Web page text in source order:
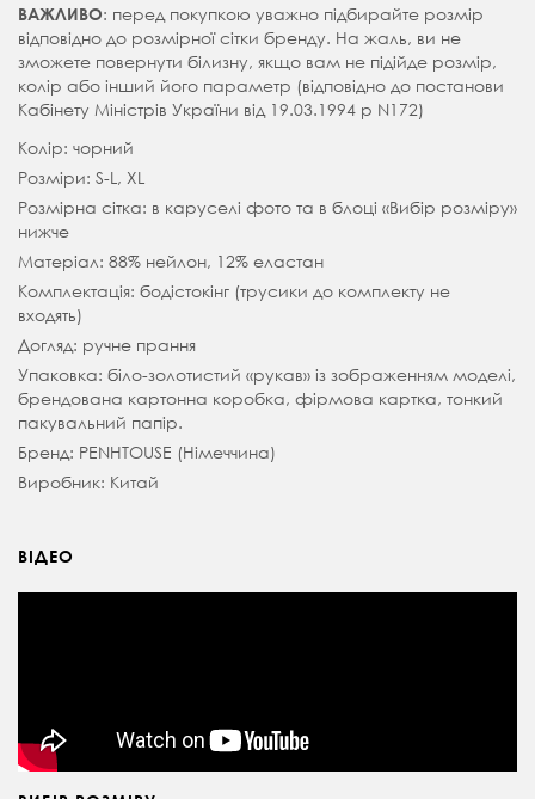
ВАЖЛИВО: перед покупкою уважно підбирайте розмір
відповідно до розмірної сітки бренду. На жаль, ви не
зможете повернути білизну, якщо вам не підійде розмір,
колір або інший його параметр (відповідно до постанови
Кабінету Міністрів України від 19.03.1994 р N172)
Колір: чорний
Розміри: S-L, XL
Розмірна сітка: в каруселі фото та в блоці «Вибір розміру»
нижче
Матеріал: 88% нейлон, 12% еластан
Комплектація: бодістокінг (трусики до комплекту не
входять)
Догляд: ручне прання
Упаковка: біло-золотистий «рукав» із зображенням моделі,
брендована картонна коробка, фірмова картка, тонкий
пакувальний папір.
Бренд: PENHTOUSE (Німеччина)
Виробник: Китай
ВІДЕО